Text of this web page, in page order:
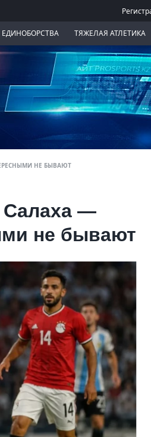
ЕДИНОБОРСТВА ТЯЖЕЛАЯ АТЛЕТИКА
НЕ БЫВАЮТ
Салаха —
не бывают